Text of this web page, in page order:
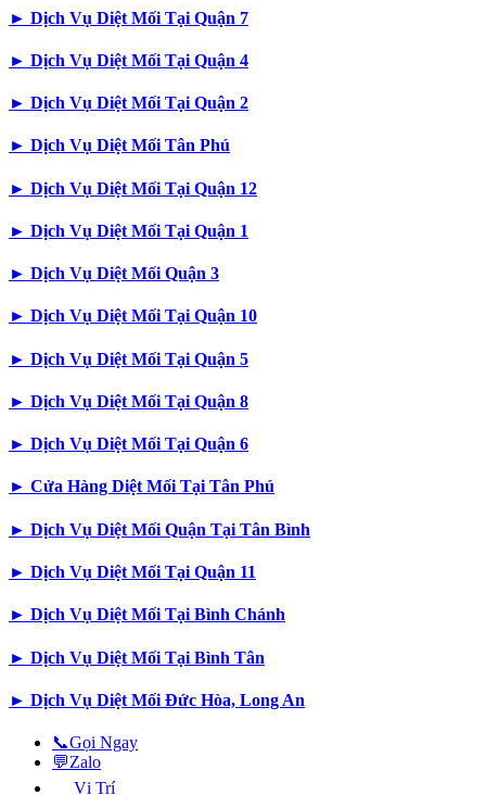
► Dịch Vụ Diệt Mối Tại Quận 7
► Dịch Vụ Diệt Mối Tại Quận 4
► Dịch Vụ Diệt Mối Tại Quận 2
► Dịch Vụ Diệt Mối Tân Phú
► Dịch Vụ Diệt Mối Tại Quận 12
► Dịch Vụ Diệt Mối Tại Quận 1
► Dịch Vụ Diệt Mối Quận 3
► Dịch Vụ Diệt Mối Tại Quận 10
► Dịch Vụ Diệt Mối Tại Quận 5
► Dịch Vụ Diệt Mối Tại Quận 8
► Dịch Vụ Diệt Mối Tại Quận 6
► Cửa Hàng Diệt Mối Tại Tân Phú
► Dịch Vụ Diệt Mối Quận Tại Tân Bình
► Dịch Vụ Diệt Mối Tại Quận 11
► Dịch Vụ Diệt Mối Tại Bình Chánh
► Dịch Vụ Diệt Mối Tại Bình Tân
► Dịch Vụ Diệt Mối Đức Hòa, Long An
📞Gọi Ngay
💬Zalo
Vị Trí